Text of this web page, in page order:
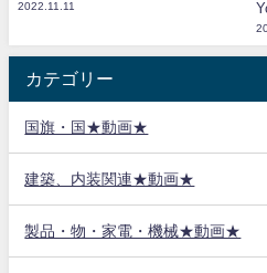
2022.11.11
カテゴリー
国旗・国★動画★
建築、内装関連★動画★
製品・物・家電・機械★動画★